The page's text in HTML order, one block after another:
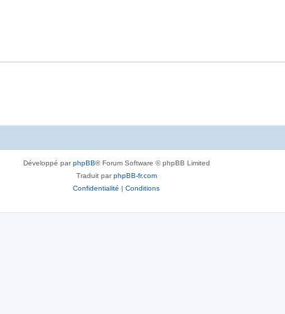
Développé parphpBB® Forum Software © phpBB Limited
Traduit parphpBB-fr.com
Confidentialité | Conditions